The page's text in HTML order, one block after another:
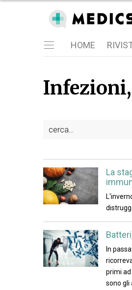
HOME
La
In
primi
sono gli